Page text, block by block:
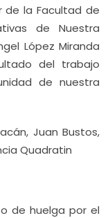
de la Facultad de
de Nuestra
López Miranda
del trabajo
de nuestra
Juan Bustos,
Quadratin
de huelga por el